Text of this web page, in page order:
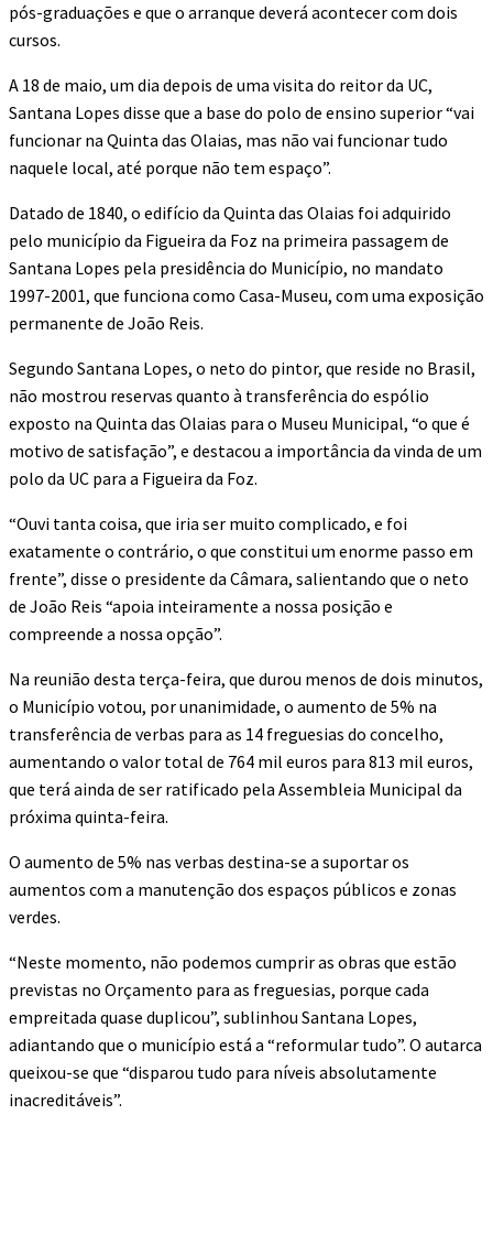
pós-graduações e que o arranque deverá acontecer com dois
cursos.
A 18 de maio, um dia depois de uma visita do reitor da UC,
Santana Lopes disse que a base do polo de ensino superior “vai
funcionar na Quinta das Olaias, mas não vai funcionar tudo
naquele local, até porque não tem espaço”.
Datado de 1840, o edifício da Quinta das Olaias foi adquirido
pelo município da Figueira da Foz na primeira passagem de
Santana Lopes pela presidência do Município, no mandato
1997-2001, que funciona como Casa-Museu, com uma exposição
permanente de João Reis.
Segundo Santana Lopes, o neto do pintor, que reside no Brasil,
não mostrou reservas quanto à transferência do espólio
exposto na Quinta das Olaias para o Museu Municipal, “o que é
motivo de satisfação”, e destacou a importância da vinda de um
polo da UC para a Figueira da Foz.
“Ouvi tanta coisa, que iria ser muito complicado, e foi
exatamente o contrário, o que constitui um enorme passo em
frente”, disse o presidente da Câmara, salientando que o neto
de João Reis “apoia inteiramente a nossa posição e
compreende a nossa opção”.
Na reunião desta terça-feira, que durou menos de dois minutos,
o Município votou, por unanimidade, o aumento de 5% na
transferência de verbas para as 14 freguesias do concelho,
aumentando o valor total de 764 mil euros para 813 mil euros,
que terá ainda de ser ratificado pela Assembleia Municipal da
próxima quinta-feira.
O aumento de 5% nas verbas destina-se a suportar os
aumentos com a manutenção dos espaços públicos e zonas
verdes.
“Neste momento, não podemos cumprir as obras que estão
previstas no Orçamento para as freguesias, porque cada
empreitada quase duplicou”, sublinhou Santana Lopes,
adiantando que o município está a “reformular tudo”. O autarca
queixou-se que “disparou tudo para níveis absolutamente
inacreditáveis”.